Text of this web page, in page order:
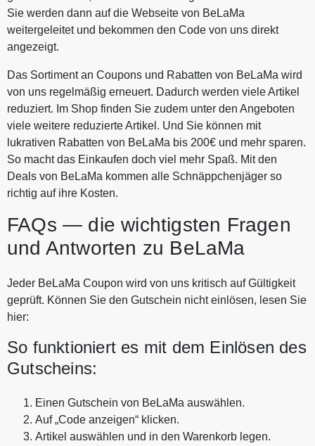
Sie werden dann auf die Webseite von BeLaMa
weitergeleitet und bekommen den Code von uns direkt
angezeigt.
Das Sortiment an Coupons und Rabatten von BeLaMa wird
von uns regelmäßig erneuert. Dadurch werden viele Artikel
reduziert. Im Shop finden Sie zudem unter den Angeboten
viele weitere reduzierte Artikel. Und Sie können mit
lukrativen Rabatten von BeLaMa bis 200€ und mehr sparen.
So macht das Einkaufen doch viel mehr Spaß. Mit den
Deals von BeLaMa kommen alle Schnäppchenjäger so
richtig auf ihre Kosten.
FAQs — die wichtigsten Fragen
und Antworten zu BeLaMa
Jeder BeLaMa Coupon wird von uns kritisch auf Gültigkeit
geprüft. Können Sie den Gutschein nicht einlösen, lesen Sie
hier:
So funktioniert es mit dem Einlösen des
Gutscheins:
Einen Gutschein von BeLaMa auswählen.
Auf „Code anzeigen“ klicken.
Artikel auswählen und in den Warenkorb legen.